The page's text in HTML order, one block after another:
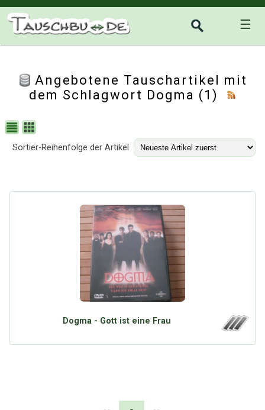
☰
Angebotene Tauschartikel mit
dem Schlagwort Dogma (1)
Sortier-Reihenfolge der Artikel
Dogma - Gott ist eine Frau